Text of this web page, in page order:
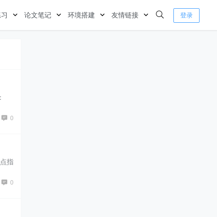
论文笔记 环境搭建 友情链接 登录
0
指
0